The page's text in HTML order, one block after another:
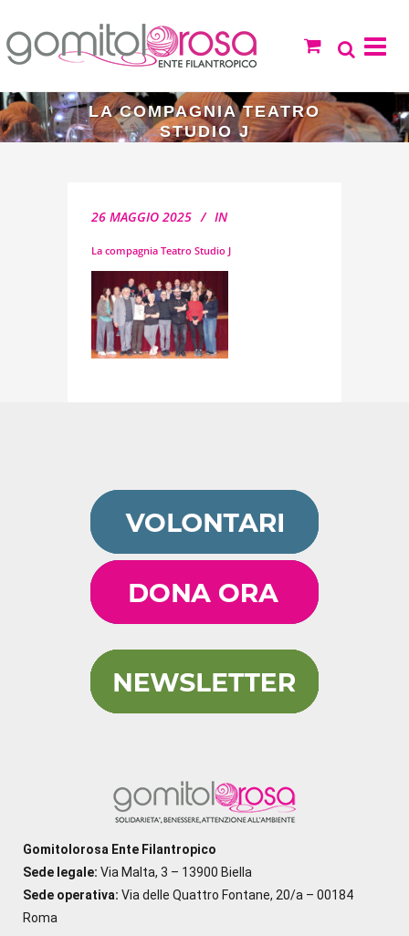
LA COMPAGNIA TEATRO
STUDIO J
26 MAGGIO 2025 IN
La compagnia Teatro Studio J
Gomitolorosa Ente Filantropico
Sede legale: Via Malta, 3 – 13900 Biella
Sede operativa: Via delle Quattro Fontane, 20/a – 00184
Roma